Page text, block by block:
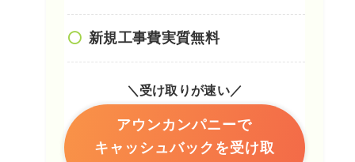
新規工事費実質無料
＼受け取りが速い／
アウンカンパニーで
キャッシュバックを受け取